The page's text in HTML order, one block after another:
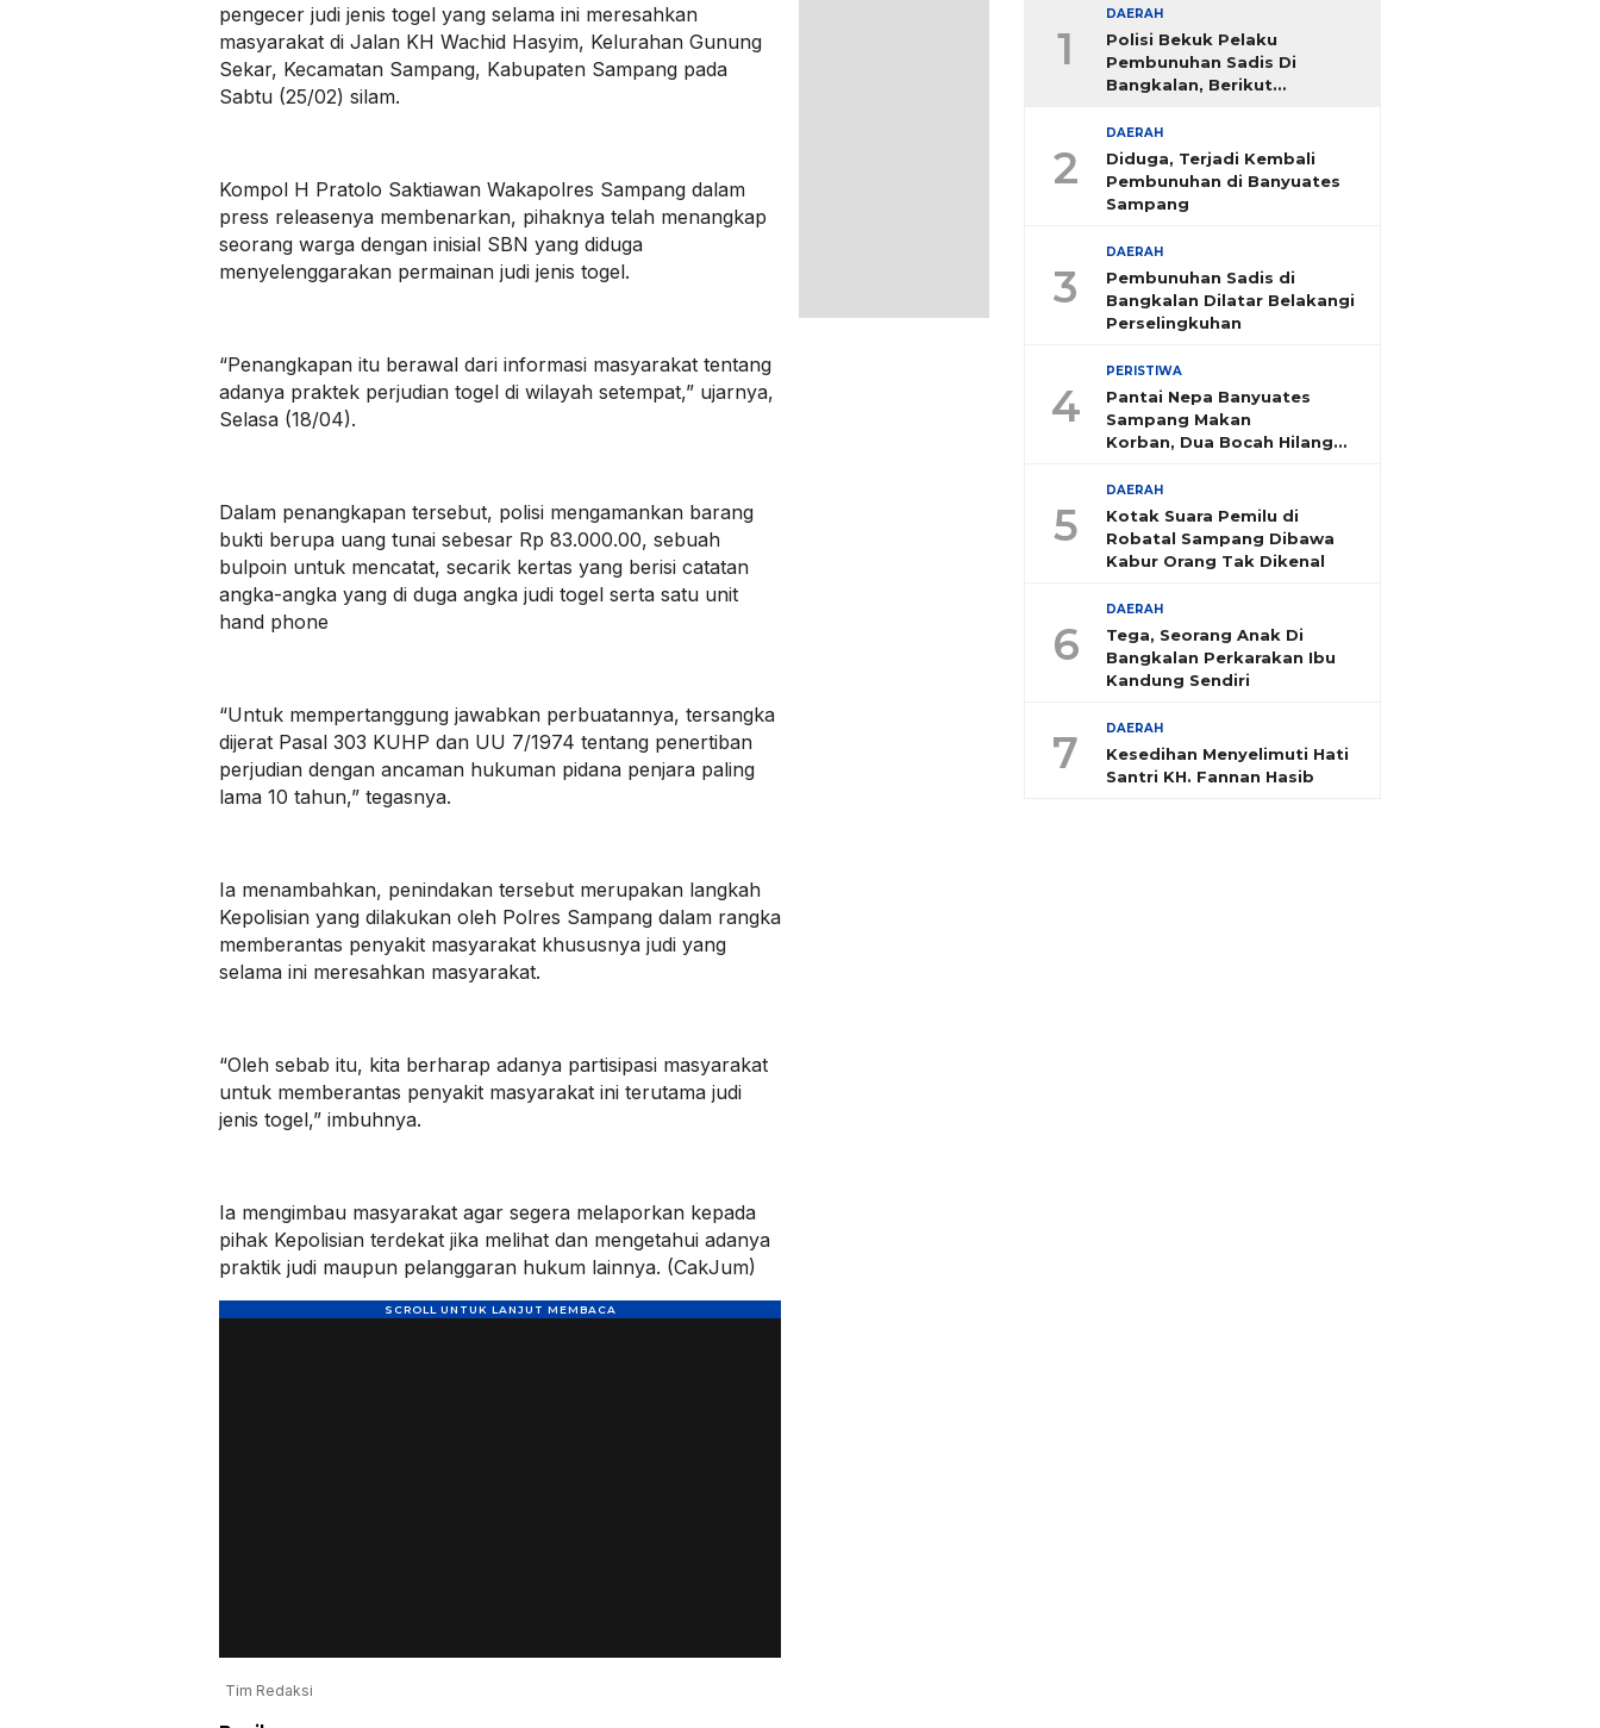
pengecer judi jenis togel yang selama ini meresahkan
masyarakat di Jalan KH Wachid Hasyim, Kelurahan Gunung
Sekar, Kecamatan Sampang, Kabupaten Sampang pada
Sabtu (25/02) silam.
Kompol H Pratolo Saktiawan Wakapolres Sampang dalam
press releasenya membenarkan, pihaknya telah menangkap
seorang warga dengan inisial SBN yang diduga
menyelenggarakan permainan judi jenis togel.
“Penangkapan itu berawal dari informasi masyarakat tentang
adanya praktek perjudian togel di wilayah setempat,” ujarnya,
Selasa (18/04).
Dalam penangkapan tersebut, polisi mengamankan barang
bukti berupa uang tunai sebesar Rp 83.000.00, sebuah
bulpoin untuk mencatat, secarik kertas yang berisi catatan
angka-angka yang di duga angka judi togel serta satu unit
hand phone
“Untuk mempertanggung jawabkan perbuatannya, tersangka
dijerat Pasal 303 KUHP dan UU 7/1974 tentang penertiban
perjudian dengan ancaman hukuman pidana penjara paling
lama 10 tahun,” tegasnya.
Ia menambahkan, penindakan tersebut merupakan langkah
Kepolisian yang dilakukan oleh Polres Sampang dalam rangka
memberantas penyakit masyarakat khususnya judi yang
selama ini meresahkan masyarakat.
“Oleh sebab itu, kita berharap adanya partisipasi masyarakat
untuk memberantas penyakit masyarakat ini terutama judi
jenis togel,” imbuhnya.
Ia mengimbau masyarakat agar segera melaporkan kepada
pihak Kepolisian terdekat jika melihat dan mengetahui adanya
praktik judi maupun pelanggaran hukum lainnya. (CakJum)
Tim Redaksi
1
DAERAH
Polisi Bekuk Pelaku
Pembunuhan Sadis Di
Bangkalan, Berikut
2
DAERAH
Diduga, Terjadi Kembali
Pembunuhan di Banyuates
Sampang
3
DAERAH
Pembunuhan Sadis di
Bangkalan Dilatar Belakangi
Perselingkuhan
4
PERISTIWA
Pantai Nepa Banyuates
Sampang Makan
Korban, Dua Bocah Hilang
5
DAERAH
Kotak Suara Pemilu di
Robatal Sampang Dibawa
Kabur Orang Tak Dikenal
6
DAERAH
Tega, Seorang Anak Di
Bangkalan Perkarakan Ibu
Kandung Sendiri
7 DAERAH
Kesedihan Menyelimuti Hati
Santri KH. Fannan Hasib